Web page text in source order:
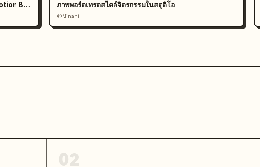
ภาพพอร์ตเทรตแนว Cinematic พร้อมเอฟเฟกต์ Motion Blur ภาพพอร์ตเทรตสไตล์จิตรกรรมในสตูดิโอ
@Minahil